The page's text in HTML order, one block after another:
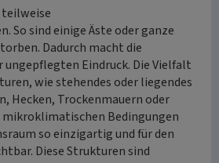
So sind einige Äste oder ganze
Dadurch macht die
ungepflegten Eindruck. Die Vielfalt
wie stehendes oder liegendes
Hecken, Trockenmauern oder
mikroklimatischen Bedingungen
so einzigartig und für den
Diese Strukturen sind